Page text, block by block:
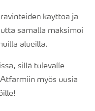
käyttöä ja
samalla maksimoi
alueilla.
sillä tulevalle
myös uusia